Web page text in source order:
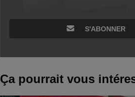
S'ABONNER
Ça pourrait vous